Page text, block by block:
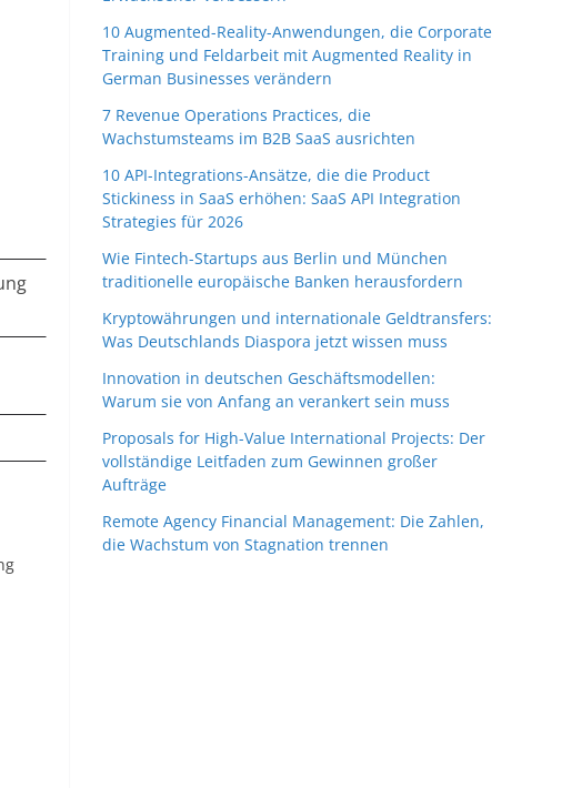
10 Augmented-Reality-Anwendungen, die Corporate
Training und Feldarbeit mit Augmented Reality in
German Businesses verändern
7 Revenue Operations Practices, die
Wachstumsteams im B2B SaaS ausrichten
10 API-Integrations-Ansätze, die die Product
Stickiness in SaaS erhöhen: SaaS API Integration
Strategies für 2026
Wie Fintech-Startups aus Berlin und München
traditionelle europäische Banken herausfordern
Kryptowährungen und internationale Geldtransfers:
Was Deutschlands Diaspora jetzt wissen muss
Innovation in deutschen Geschäftsmodellen:
Warum sie von Anfang an verankert sein muss
Proposals for High-Value International Projects: Der
vollständige Leitfaden zum Gewinnen großer
Aufträge
Remote Agency Financial Management: Die Zahlen,
die Wachstum von Stagnation trennen